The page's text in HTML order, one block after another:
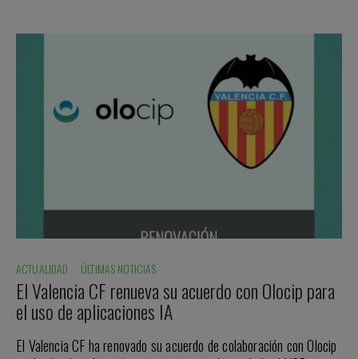
ACTUALIDAD · ÚLTIMAS NOTICIAS
El Valencia CF renueva su acuerdo con Olocip para
el uso de aplicaciones IA
El Valencia CF ha renovado su acuerdo de colaboración con Olocip